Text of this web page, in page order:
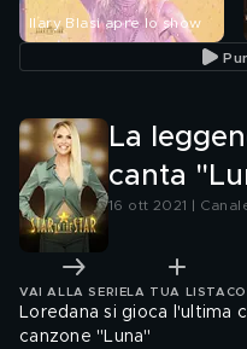
Ilary Blasi apre lo show
La
canta
16 ott 2021 |
VAI ALLA SERIE LA TUA LISTA
Loredana si gioca l'ultima
canzone "Luna"